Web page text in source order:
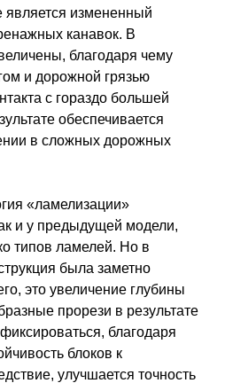
является измененный
канавок. В
благодаря чему
и дорожной грязью
с гораздо большей
обеспечивается
в сложных дорожных
«ламелизации»
и у предыдущей модели,
типов ламелей. Но в
была заметно
это увеличение глубины
прорези в результате
благодаря
блоков к
улучшается точность